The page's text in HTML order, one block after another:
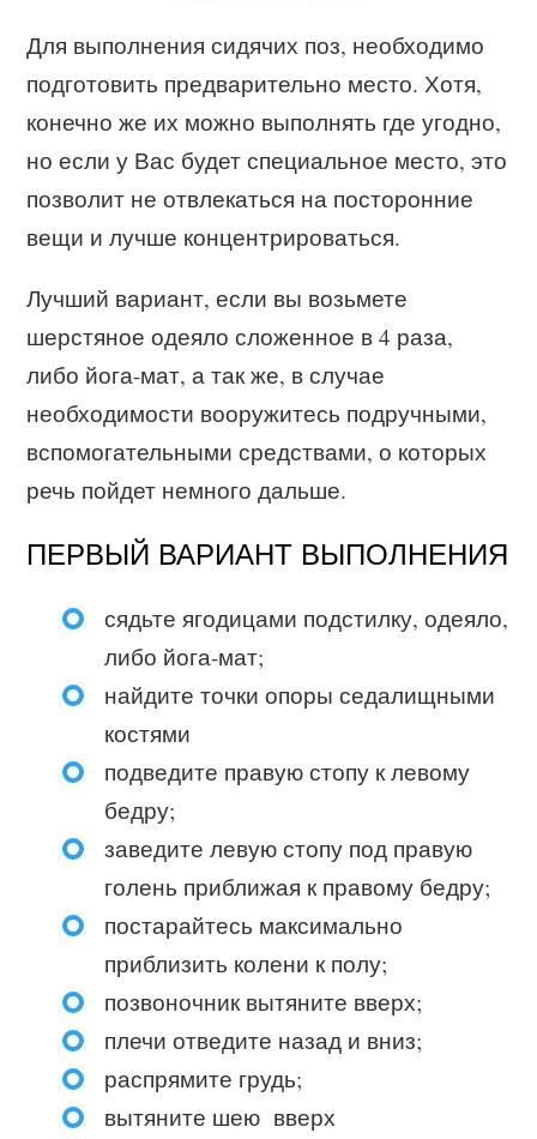
Для выполнения сидячих поз, необходимо
подготовить предварительно место. Хотя,
конечно же их можно выполнять где угодно,
но если у Вас будет специальное место, это
позволит не отвлекаться на посторонние
вещи и лучше концентрироваться.
Лучший вариант, если вы возьмете
шерстяное одеяло сложенное в 4 раза,
либо йога-мат, а так же, в случае
необходимости вооружитесь подручными,
вспомогательными средствами, о которых
речь пойдет немного дальше.
ПЕРВЫЙ ВАРИАНТ ВЫПОЛНЕНИЯ
сядьте ягодицами подстилку, одеяло,
либо йога-мат;
найдите точки опоры седалищными
костями
подведите правую стопу к левому
бедру;
заведите левую стопу под правую
голень приближая к правому бедру;
постарайтесь максимально
приблизить колени к полу;
позвоночник вытяните вверх;
плечи отведите назад и вниз;
распрямите грудь;
вытяните шею вверх